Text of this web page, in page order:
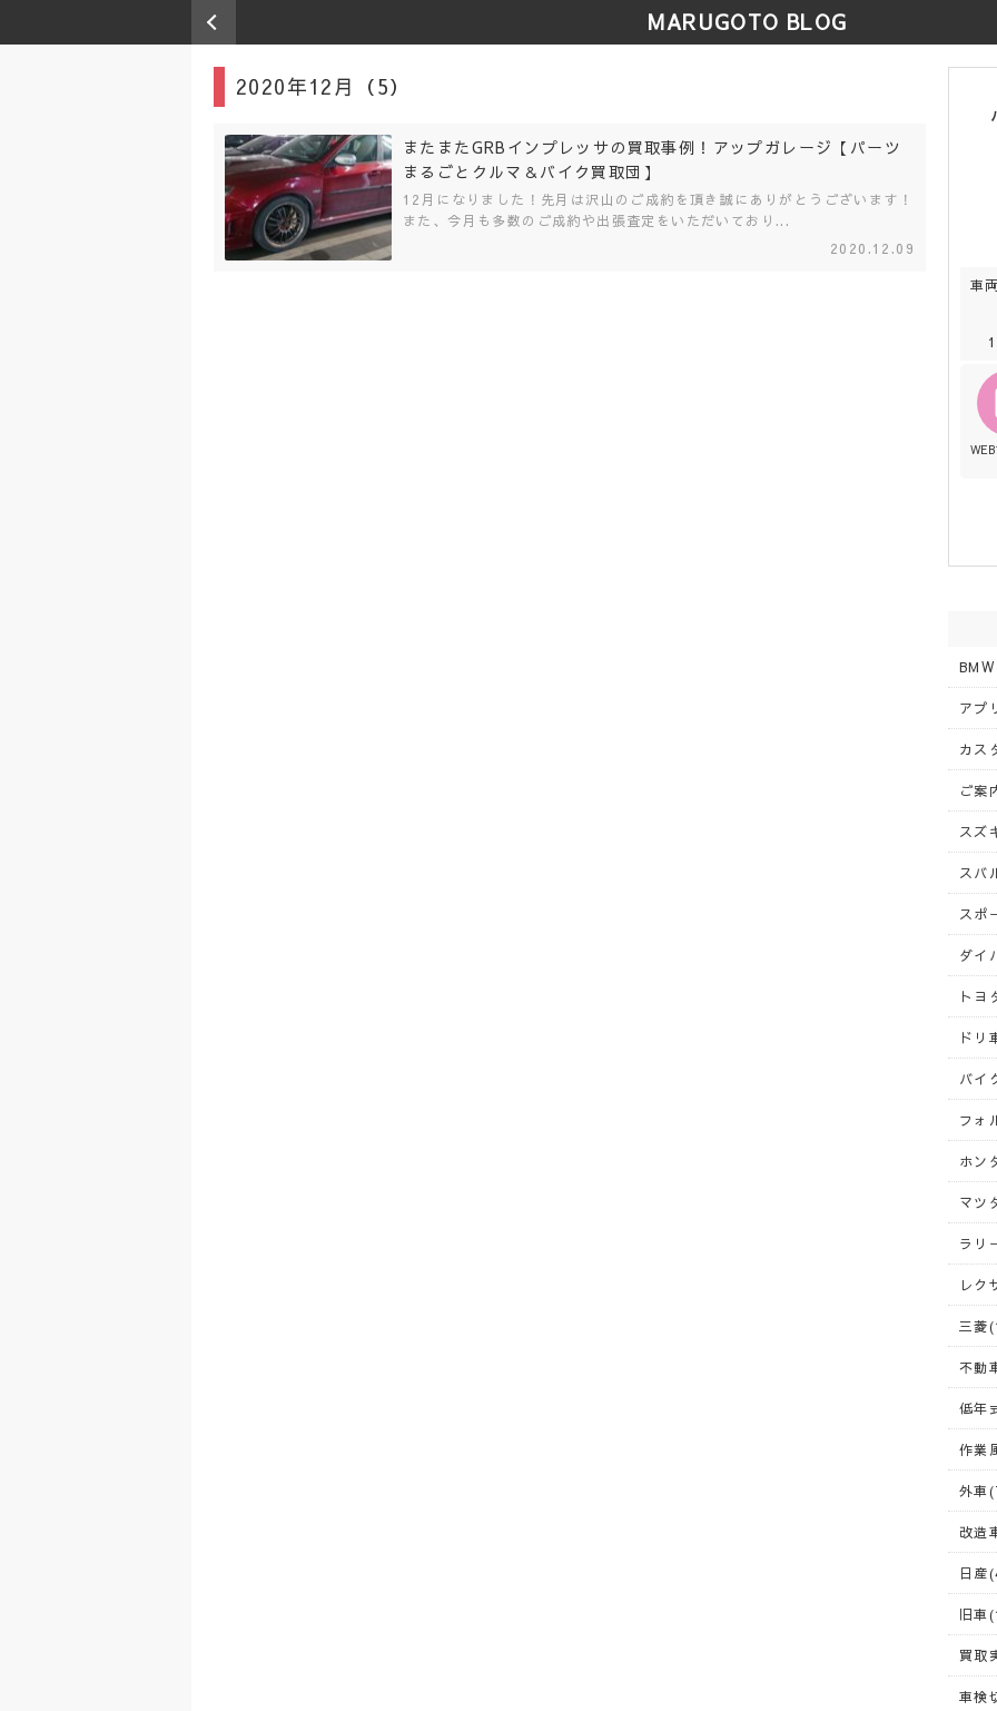
MARUGOTO BLOG
2020年12月（5）
またまたGRBインプレッサの買取事例！アップガレージ【パーツ
まるごとクルマ＆バイク買取団】
12月になりました！先月は沢山のご成約を頂き誠にありがとうございます！
また、今月も多数のご成約や出張査定をいただいており...
2020.12.09
車
アプ
カス
ご案
スズ
スバ
スポ
ダイ
トヨ
ドリ
バイ
フォ
ホン
マツ
ラリ
レク
三菱
不動
低年
作業
外車
改造
日産
旧車
買取
車検